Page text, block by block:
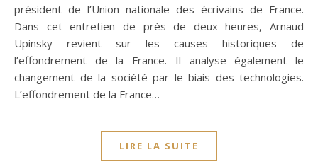
président de l’Union nationale des écrivains de France.
Dans cet entretien de près de deux heures, Arnaud
Upinsky revient sur les causes historiques de
l’effondrement de la France. Il analyse également le
changement de la société par le biais des technologies.
L’effondrement de la France…
LIRE LA SUITE